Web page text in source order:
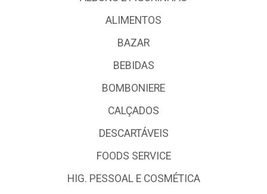
ALIMENTOS
BAZAR
BEBIDAS
BOMBONIERE
CALÇADOS
DESCARTÁVEIS
FOODS SERVICE
HIG. PESSOAL E COSMÉTICA